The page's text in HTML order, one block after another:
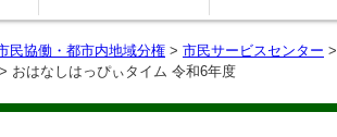
民協働・都市内地域分権 > 市民サービスセンター >
> おはなしはっぴぃタイム 令和6年度